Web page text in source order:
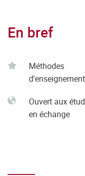
En bref
Méthodes
d'enseignement
Ouvert aux
en échange